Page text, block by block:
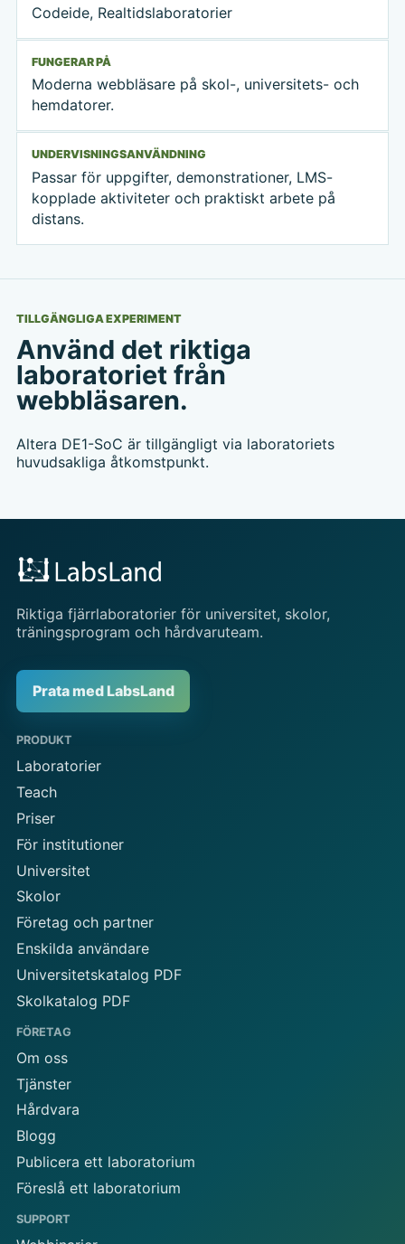
Codeide, Realtidslaboratorier
FUNGERAR PÅ
Moderna webbläsare på skol-, universitets- och
hemdatorer.
UNDERVISNINGSANVÄNDNING
Passar för uppgifter, demonstrationer, LMS-
kopplade aktiviteter och praktiskt arbete på
distans.
TILLGÄNGLIGA EXPERIMENT
Använd det riktiga
laboratoriet från
webbläsaren.
Altera DE1-SoC är tillgängligt via laboratoriets
huvudsakliga åtkomstpunkt.
Riktiga fjärrlaboratorier för universitet, skolor,
träningsprogram och hårdvaruteam.
Prata med LabsLand
PRODUKT
Laboratorier
Teach
Priser
För institutioner
Universitet
Skolor
Företag och partner
Enskilda användare
Universitetskatalog PDF
Skolkatalog PDF
FÖRETAG
Om oss
Tjänster
Hårdvara
Blogg
Publicera ett laboratorium
Föreslå ett laboratorium
SUPPORT